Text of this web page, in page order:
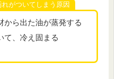
がついてしまう原因
から出た油が蒸発する
て、冷え固まる